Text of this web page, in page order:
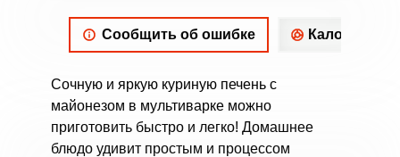
Сообщить об ошибке
Сочную и яркую куриную печень с
майонезом в мультиварке можно
приготовить быстро и легко! Домашнее
блюдо удивит простым и процессом